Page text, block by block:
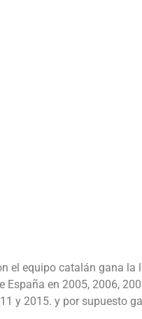
el equipo catalán gana
en 2005, 2006,
y 2015. y por supuesto